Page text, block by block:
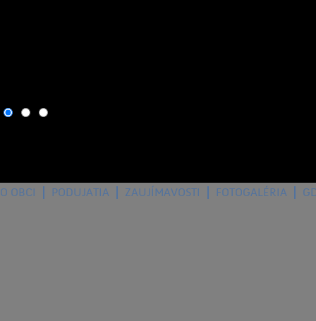
O OBCI PODUJATIA ZAUJÍMAVOSTI FOTOGALÉRIA